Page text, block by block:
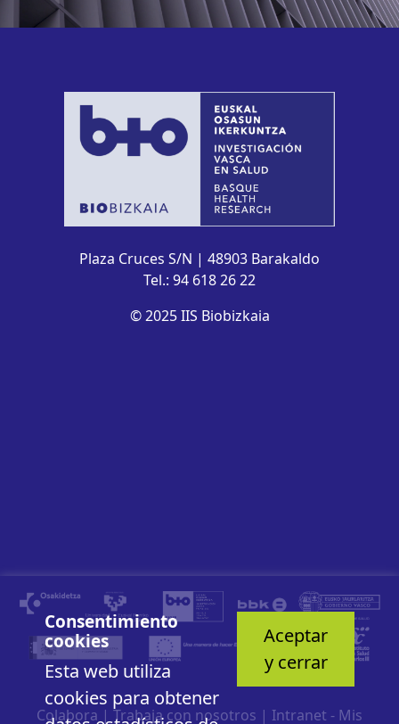
Plaza Cruces S/N | 48903 Barakaldo
Tel.: 94 618 26 22
© 2025 IIS Biobizkaia
Consentimiento
cookies
Esta web utiliza
cookies para obtener
Aceptar
y cerrar
Colabora | Trabaja con nosotros | Intranet - Mis